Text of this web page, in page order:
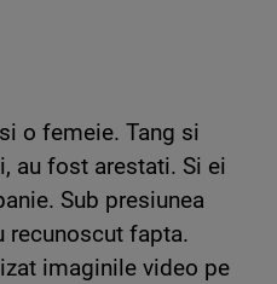
o femeie. Tang si
au fost arestati. Si ei
Sub presiunea
recunoscut fapta.
imaginile video pe